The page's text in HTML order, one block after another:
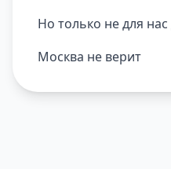
Но только не для
Москва не верит